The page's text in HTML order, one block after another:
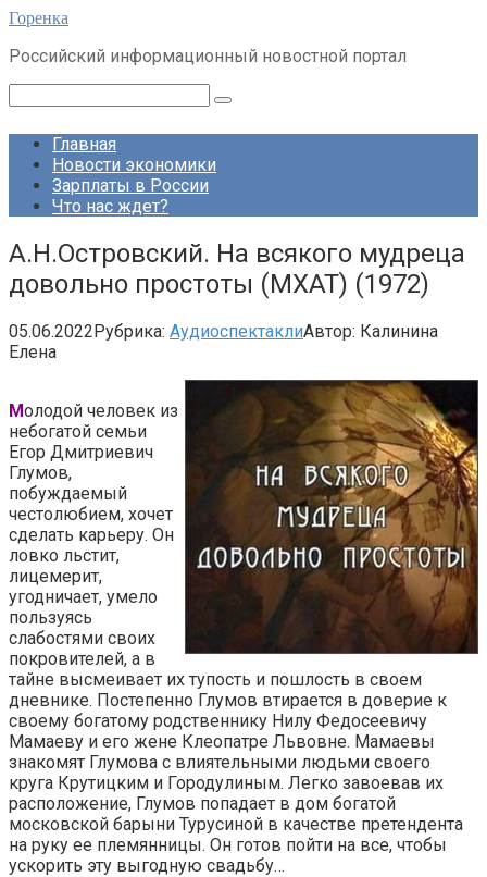
Перейти
контенту
Горенка
Российский информационный новостной портал
Главная
Новости экономики
Зарплаты в России
Что нас ждет?
А.Н.Островский. На всякого мудреца
довольно простоты (МХАТ) (1972)
05.06.2022Рубрика: АудиоспектаклиАвтор: Калинина
Елена
Молодой человек из
небогатой семьи
Егор Дмитриевич
Глумов,
побуждаемый
честолюбием, хочет
сделать карьеру. Он
ловко льстит,
лицемерит,
угодничает, умело
пользуясь
слабостями своих
покровителей, а в
тайне высмеивает их тупость и пошлость в своем
дневнике. Постепенно Глумов втирается в доверие к
своему богатому родственнику Нилу Федосеевичу
Мамаеву и его жене Клеопатре Львовне. Мамаевы
знакомят Глумова с влиятельными людьми своего
круга Крутицким и Городулиным. Легко завоевав их
расположение, Глумов попадает в дом богатой
московской барыни Турусиной в качестве претендента
на руку ее племянницы. Он готов пойти на все, чтобы
ускорить эту выгодную свадьбу…